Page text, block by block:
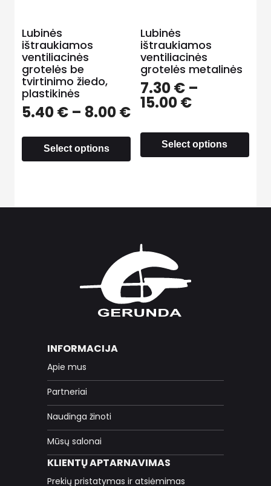
Lubinės
ištraukiamos
ventiliacinės
grotelės be
tvirtinimo žiedo,
plastikinės
5.40€ – 8.00€
Select options
Lubinės
ištraukiamos
ventiliacinės
grotelės metalinės
7.30€–
15.00€
Select options
INFORMACIJA
Apie mus
Partneriai
Naudinga žinoti
Mūsų salonai
KLIENTŲ APTARNAVIMAS
Prekių pristatymas ir atsiėmimas